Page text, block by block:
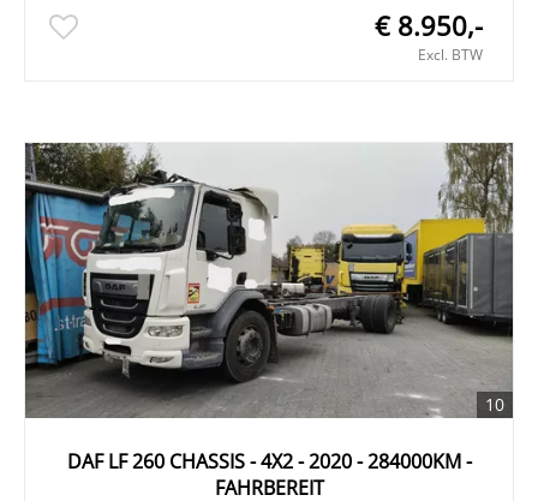
€ 8.950,-
Excl. BTW
10
DAF LF 260 CHASSIS - 4X2 - 2020 - 284000KM -
FAHRBEREIT